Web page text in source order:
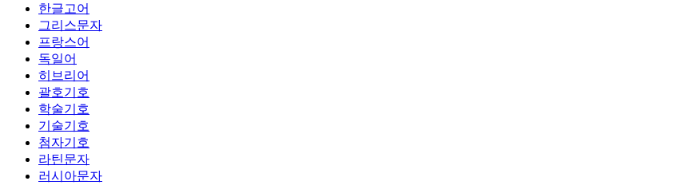
한글고어
그리스문자
프랑스어
독일어
히브리어
괄호기호
학술기호
기술기호
첨자기호
라틴문자
러시아문자